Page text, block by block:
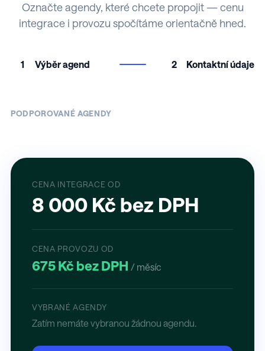
Označte agendy, které chcete propojit — cenu
integrace i provozu spočítáme orientačně hned.
1 Výběr agend 2 Kontaktní údaje
PODPOROVANÉ AGENDY
CENA INTEGRACE OD
8 000 Kč bez DPH
CENA PROVOZU OD
675 Kč bez DPH / měsíc
VYBRANÉ AGENDY
Zatím nemáte vybranou žádnou agendu.